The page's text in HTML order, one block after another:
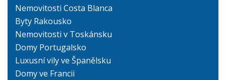
Nemovitosti Costa Blanca
Byty Rakousko
Nemovitosti v Toskánsku
Domy Portugalsko
Luxusní vily ve Španělsku
Domy ve Francii